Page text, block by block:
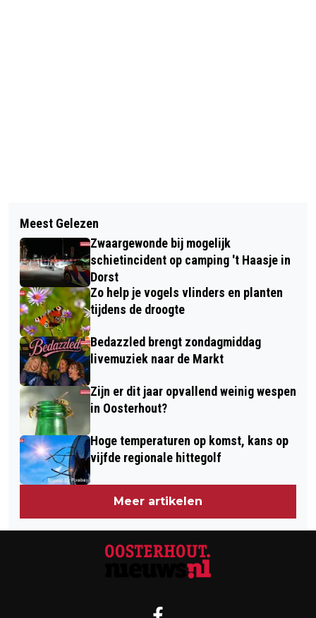
CHRISTIAN LETSELSCHADE
ADVOCATUUR BEHAALT HOOGST
HAALBARE KEURMERK
JURY CULTUURPRIJS OOSTERHOUT
ZOEKT NOMINATIES
Meest Gelezen
Zwaargewonde bij mogelijk
schietincident op camping 't Haasje in
Dorst
Zo help je vogels vlinders en planten
tijdens de droogte
Bedazzled brengt zondagmiddag
livemuziek naar de Markt
Zijn er dit jaar opvallend weinig wespen
in Oosterhout?
Hoge temperaturen op komst, kans op
vijfde regionale hittegolf
Meer artikelen